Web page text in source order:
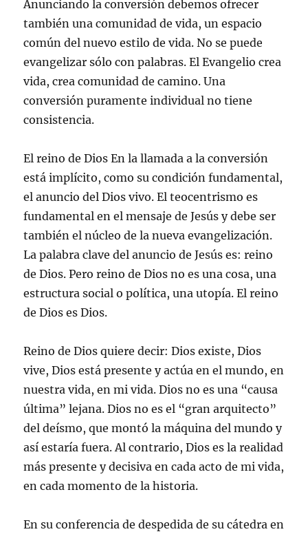
Anunciando la conversión debemos ofrecer
también una comunidad de vida, un espacio
común del nuevo estilo de vida. No se puede
evangelizar sólo con palabras. El Evangelio crea
vida, crea comunidad de camino. Una
conversión puramente individual no tiene
consistencia.
El reino de Dios En la llamada a la conversión
está implícito, como su condición fundamental,
el anuncio del Dios vivo. El teocentrismo es
fundamental en el mensaje de Jesús y debe ser
también el núcleo de la nueva evangelización.
La palabra clave del anuncio de Jesús es: reino
de Dios. Pero reino de Dios no es una cosa, una
estructura social o política, una utopía. El reino
de Dios es Dios.
Reino de Dios quiere decir: Dios existe, Dios
vive, Dios está presente y actúa en el mundo, en
nuestra vida, en mi vida. Dios no es una “causa
última” lejana. Dios no es el “gran arquitecto”
del deísmo, que montó la máquina del mundo y
así estaría fuera. Al contrario, Dios es la realidad
más presente y decisiva en cada acto de mi vida,
en cada momento de la historia.
En su conferencia de despedida de su cátedra en